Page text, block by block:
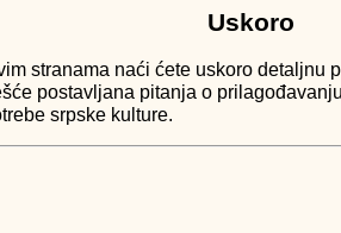
Uskoro
stranama naći ćete uskoro detaljnu
postavljana pitanja o
srpske kulture.